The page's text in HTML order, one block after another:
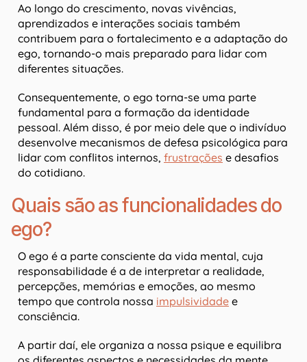
Ao longo do crescimento, novas vivências,
aprendizados e interações sociais também
contribuem para o fortalecimento e a adaptação do
ego, tornando-o mais preparado para lidar com
diferentes situações.
Consequentemente, o ego torna-se uma parte
fundamental para a formação da identidade
pessoal. Além disso, é por meio dele que o indivíduo
desenvolve mecanismos de defesa psicológica para
lidar com conflitos internos, frustrações e desafios
do cotidiano.
Quais são as funcionalidades do
ego?
O ego é a parte consciente da vida mental, cuja
responsabilidade é a de interpretar a realidade,
percepções, memórias e emoções, ao mesmo
tempo que controla nossa impulsividade e
consciência.
A partir daí, ele organiza a nossa psique e equilibra